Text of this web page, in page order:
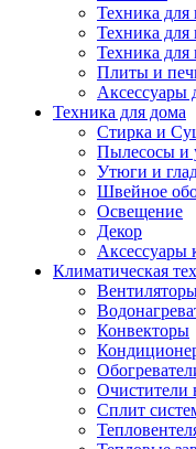
Техника
Техника для
Техника для
Плиты и
Аксессуары
Техника для дома
Стирка и
Пылесосы и
Утюги и
Швейное
Освещение
Декор
Аксессуары
Климатическая
Конвекторы
Очистители
Сплит